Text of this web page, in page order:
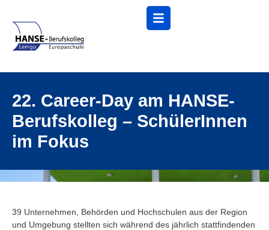
Menü
22. Career-Day am HANSE-
Berufskolleg – SchülerInnen
im Fokus
39 Unternehmen, Behörden und Hochschulen aus der Region
und Umgebung stellten sich während des jährlich stattfindenden